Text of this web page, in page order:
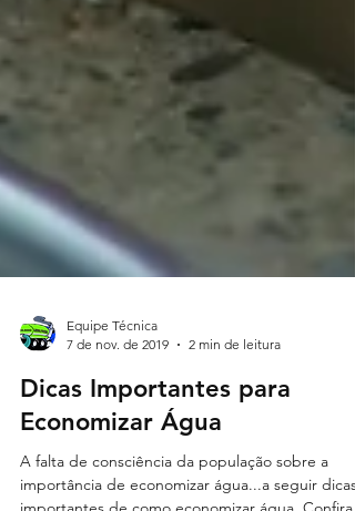
7 de nov. de 2019
2 min de leitura
Dicas Importantes para
Economizar Água